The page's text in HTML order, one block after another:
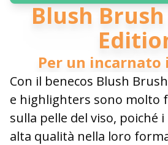
Blush
Per un incarnato
Con il benecos Blush
e highlighters sono molto
sulla pelle del viso, poiché
alta qualità nella loro